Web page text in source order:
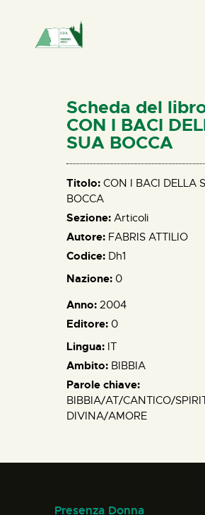
HOME
CHI SIAMO
NEWS
PERCORSI
BIBLIOTECA
ELISA SALERNO
CONTATTI
Scheda del
CON I BACI
SUA BOCCA
Titolo: CON I BACI DELLA
BOCCA
Sezione: Articoli
Autore: FABRIS ATTILIO
Codice: Dh1
Nazione: 0
Anno: 2004
Editore: 0
Lingua: IT
Ambito: BIBBIA
Parole chiave:
BIBBIA/AT/CANTICO/
DIVINA/AMORE
Presenza Donna